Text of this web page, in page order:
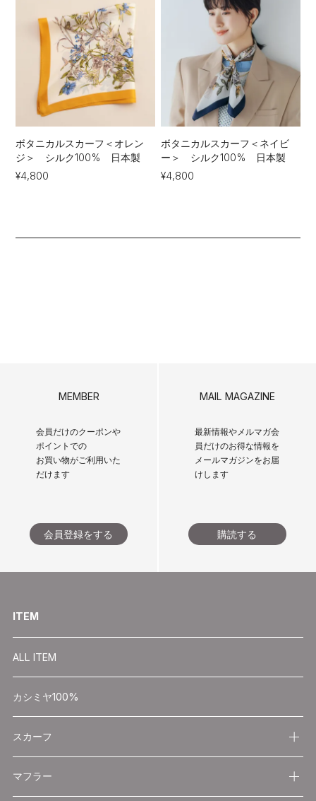
ボタニカルスカーフ＜オレン
ジ＞ シルク100% 日本製
¥4,800
ボタニカルスカーフ＜ネイビ
ー＞ シルク100% 日本製
¥4,800
MEMBER
会員だけのクーポンや
ポイントでの
お買い物がご利用いた
だけます
会員登録をする
MAIL MAGAZINE
最新情報やメルマガ会
員だけのお得な情報を
メールマガジンをお届
けします
購読する
ITEM
ALL ITEM
カシミヤ100%
スカーフ
マフラー